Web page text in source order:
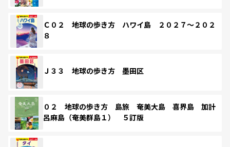
Ｃ０２ 地球の歩き方 ハワイ島 ２０２７～２０２
８
Ｊ３３ 地球の歩き方 墨田区
０２ 地球の歩き方 島旅 奄美大島 喜界島 加計
呂麻島（奄美群島１） ５訂版